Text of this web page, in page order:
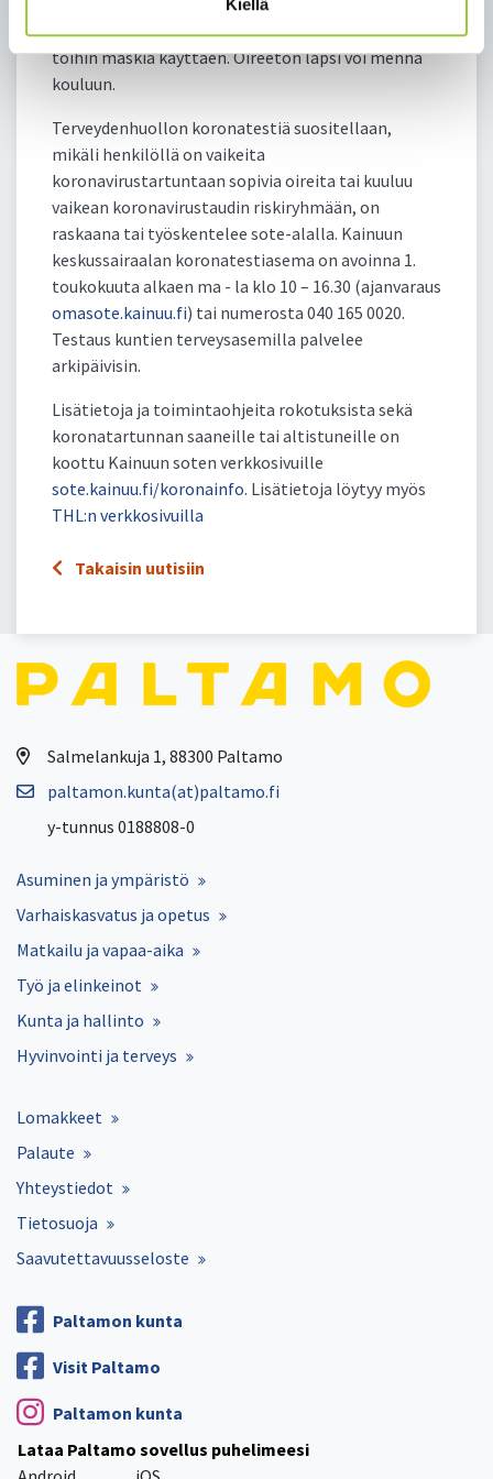
Kiellä
mahdollista. Oireeton voi tarvittaessa mennä
töihin maskia käyttäen. Oireeton lapsi voi mennä
kouluun.
Terveydenhuollon koronatestiä suositellaan,
mikäli henkilöllä on vaikeita
koronavirustartuntaan sopivia oireita tai kuuluu
vaikean koronavirustaudin riskiryhmään, on
raskaana tai työskentelee sote-alalla. Kainuun
keskussairaalan koronatestiasema on avoinna 1.
toukokuuta alkaen ma - la klo 10 – 16.30 (ajanvaraus
omasote.kainuu.fi) tai numerosta 040 165 0020.
Testaus kuntien terveysasemilla palvelee
arkipäivisin.
Lisätietoja ja toimintaohjeita rokotuksista sekä
koronatartunnan saaneille tai altistuneille on
koottu Kainuun soten verkkosivuille
sote.kainuu.fi/koronainfo. Lisätietoja löytyy myös
THL:n verkkosivuilla
Takaisin uutisiin
Salmelankuja 1, 88300 Paltamo
paltamon.kunta(at)paltamo.fi
y-tunnus 0188808-0
Asuminen ja ympäristö
Varhaiskasvatus ja opetus
Matkailu ja vapaa-aika
Työ ja elinkeinot
Kunta ja hallinto
Hyvinvointi ja terveys
Lomakkeet
Palaute
Yhteystiedot
Tietosuoja
Saavutettavuusseloste
Paltamon kunta
Visit Paltamo
Paltamon kunta
Lataa Paltamo sovellus puhelimeesi